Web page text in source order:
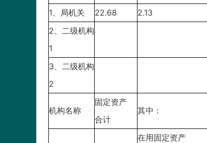
1、局机关 22.68
2.13
2、二级机构
1
3、二级机构
2
机构名称
固定资产
合计
其中：
在用固定资产